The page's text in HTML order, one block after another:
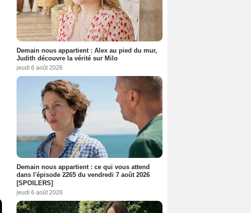
Demain nous appartient : Alex au pied du mur,
Judith découvre la vérité sur Milo
jeudi 6 août 2026
Demain nous appartient : ce qui vous attend
dans l'épisode 2265 du vendredi 7 août 2026
[SPOILERS]
jeudi 6 août 2026